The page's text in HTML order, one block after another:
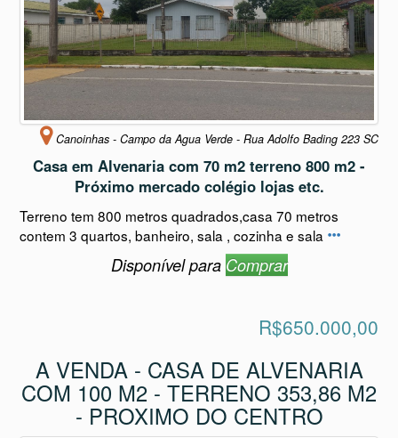
Canoinhas - Campo da Agua Verde - Rua Adolfo Bading 223 SC
Casa em Alvenaria com 70 m2 terreno 800 m2 -
Próximo mercado colégio lojas etc.
Terreno tem 800 metros quadrados,casa 70 metros
contem 3 quartos, banheiro, sala , cozinha e sala
Disponível para Comprar
R$650.000,00
A VENDA - CASA DE ALVENARIA
COM 100 M2 - TERRENO 353,86 M2
- PROXIMO DO CENTRO